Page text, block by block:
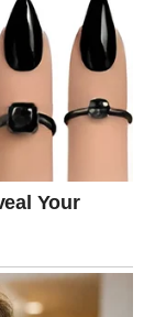
dok ne
sa šećerom